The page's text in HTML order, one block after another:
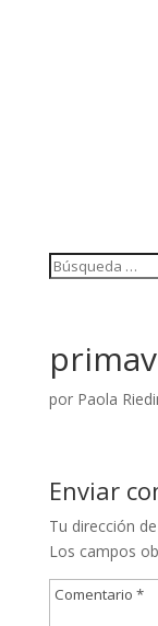
por Paola
Enviar
Tu dirección
Los campos